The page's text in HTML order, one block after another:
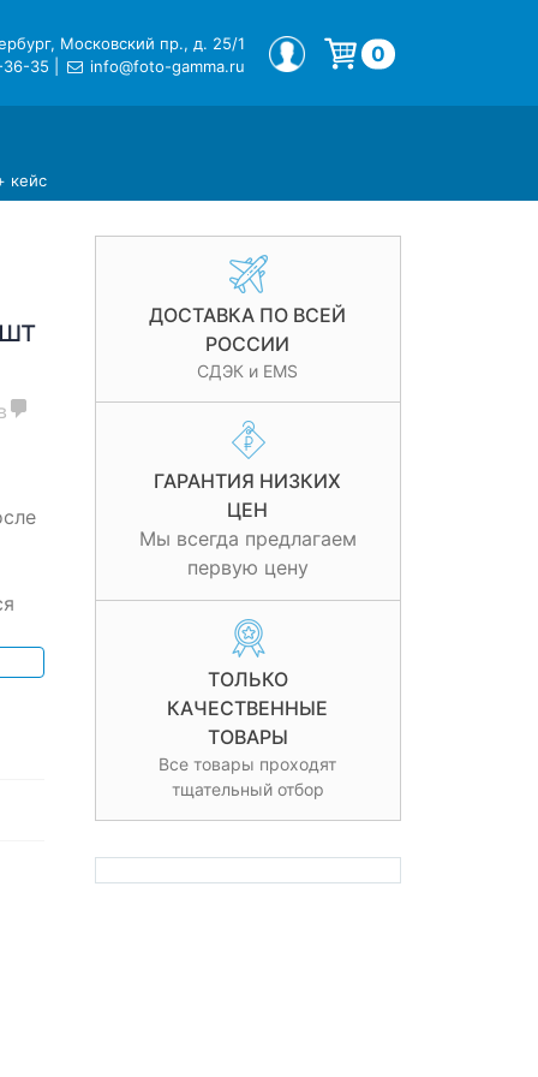
Московский пр., д. 25/1
36-35
info@foto-gamma.ru
МОЙ ПРОФИЛЬ 0
кейс
ДОСТАВКА ПО ВСЕЙ
РОССИИ
СДЭК и EMS
ГАРАНТИЯ НИЗКИХ
ЦЕН
Мы всегда предлагаем
первую цену
ТОЛЬКО
КАЧЕСТВЕННЫЕ
ТОВАРЫ
Все товары проходят
тщательный отбор